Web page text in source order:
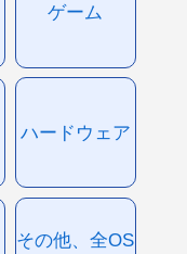
ゲーム
ハードウェア
その他、全OS